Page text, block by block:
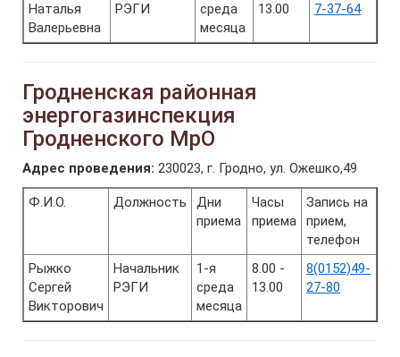
Наталья
Валерьевна
РЭГИ
среда
месяца
13.00
7-37-64
Гродненская районная
энергогазинспекция
Гродненского МрО
Адрес проведения: 230023, г. Гродно, ул. Ожешко,49
Ф.И.О. Должность
Дни
приема
Часы
приема
Запись на
прием,
телефон
Рыжко
Сергей
Викторович
Начальник
РЭГИ
1-я
среда
месяца
8.00 -
13.00
8(0152)49-
27-80